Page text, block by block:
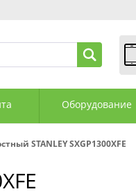
Оборудование
STANLEY SXGP1300XFE